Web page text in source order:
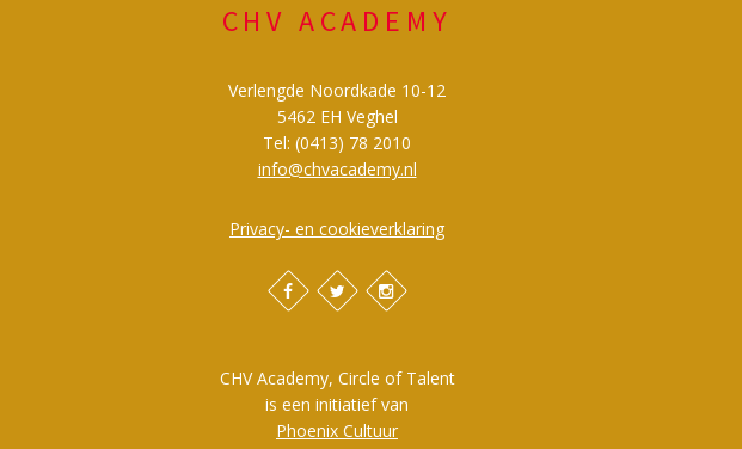
CHV ACADEMY
Verlengde Noordkade 10-12
5462 EH Veghel
Tel: (0413) 78 2010
info@chvacademy.nl
Privacy- en cookieverklaring
CHV Academy, Circle of Talent
is een initiatief van
Phoenix Cultuur